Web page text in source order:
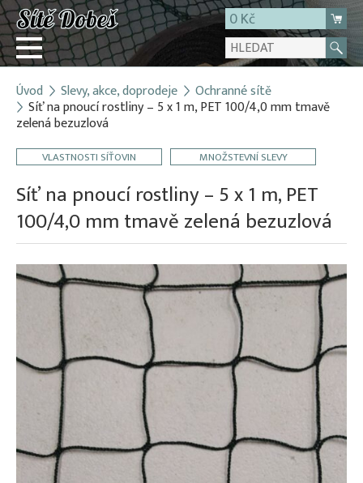
0 Kč
Přihlásit
Registrace
E-shop
O firmě
Kontakt
Úvod Slevy, akce, doprodeje Ochranné sítě
Síť na pnoucí rostliny – 5 x 1 m, PET 100/4,0 mm tmavě
zelená bezuzlová
VLASTNOSTI SÍŤOVIN MNOŽSTEVNÍ SLEVY
Síť na pnoucí rostliny – 5 x 1 m, PET
100/4,0 mm tmavě zelená bezuzlová